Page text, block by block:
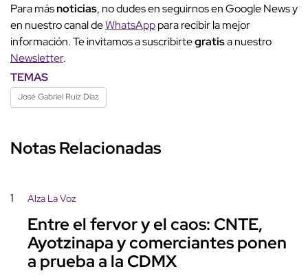
Para másnoticias, no dudes en seguirnos en Google News y
en nuestro canal deWhatsApppara recibir la mejor
información. Te invitamos a suscribirtegratisa nuestro
Newsletter.
TEMAS
José Gabriel Ruiz Díaz
Notas Relacionadas
1 Alza La Voz
Entre el fervor y el caos: CNTE,
Ayotzinapa y comerciantes ponen
a prueba a la CDMX